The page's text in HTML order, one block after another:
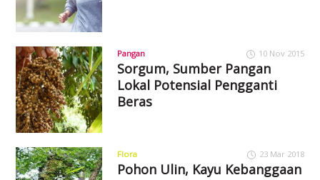
Pangan 10 Nov 2015
Sorgum, Sumber Pangan
Lokal Potensial Pengganti
Beras
Flora 23 Mar 2018
Pohon Ulin, Kayu Kebanggaan